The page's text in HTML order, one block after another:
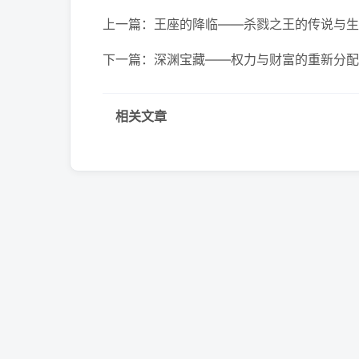
上一篇： 王座的降临——杀戮之王的传说与
下一篇： 深渊宝藏——权力与财富的重新分配
相关文章